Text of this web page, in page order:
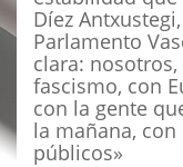
Díez
Parlamento
clara:
fascismo, con
con la gente
la mañana,
públicos»